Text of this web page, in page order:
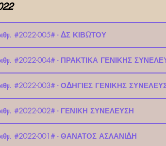
#2022-005# - ΔΣ ΚΙΒΩΤΟΥ
#2022-004# - ΠΡΑΚΤΙΚΑ ΓΕΝΙΚΗΣ
#2022-003# - ΟΔΗΓΙΕΣ ΓΕΝΙΚΗΣ
#2022-002# - ΓΕΝΙΚΗ ΣΥΝΕΛΕΥΣΗ
#2022-001# - ΘΑΝΑΤΟΣ ΑΣΛΑΝΙΔΗ